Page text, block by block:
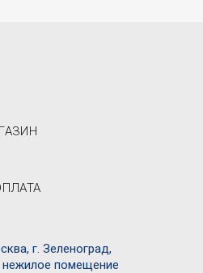
г. Зеленоград,
нежилое помещение